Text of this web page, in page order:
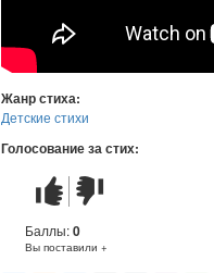
Жанр стиха:
Детские стихи
Голосование за стих:
Стих
понравился
Стих
не
понравился
Баллы:0
Вы поставили +